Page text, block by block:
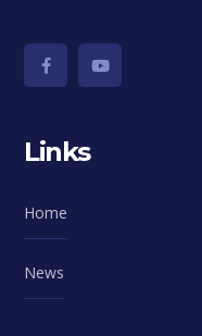
Links
Home
News